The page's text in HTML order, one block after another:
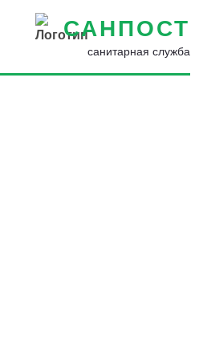
САНПОСТ
санитарная служба